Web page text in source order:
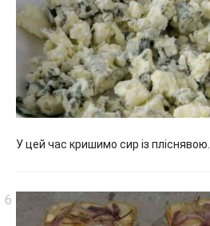
У цей час кришимо сир із пліснявою.